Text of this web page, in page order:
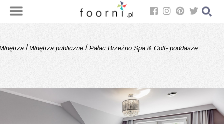
Wnętrza / Wnętrza publiczne / Pałac Brzeźno Spa & Golf- poddasze